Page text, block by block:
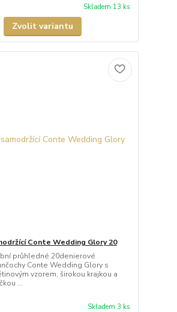
Skladem 13 ks
Zvolit variantu
Conte Wedding Glory 20
průhledné 20denierové
Conte Wedding Glory s
vzorem, širokou krajkou a
...
Skladem 3 ks